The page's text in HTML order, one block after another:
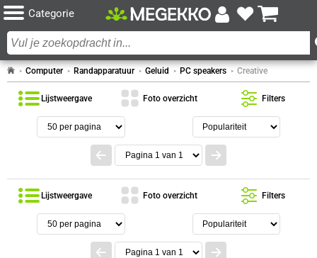
Categorie
Computer Randapparatuur Geluid PC speakers Creative
Lijstweergave Foto overzicht Filters
Lijstweergave Foto overzicht Filters